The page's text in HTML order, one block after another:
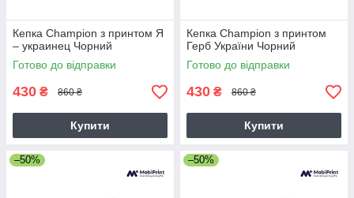
Кепка Champion з принтом Я
– украинец Чорний
Готово до відправки
430 ₴ 860 ₴
Купити
Кепка Champion з принтом
Герб України Чорний
Готово до відправки
430 ₴ 860 ₴
Купити
–50% –50%